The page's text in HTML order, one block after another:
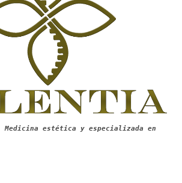
estética y especializada en